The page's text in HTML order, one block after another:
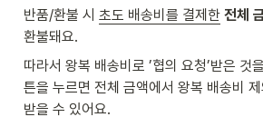
반품/환불 시 초도 배송비를 결제한 전체
환불돼요.
따라서 왕복 배송비로 ’협의 요청’받은 것
튼을 누르면 전체 금액에서 왕복 배송비
받을 수 있어요.